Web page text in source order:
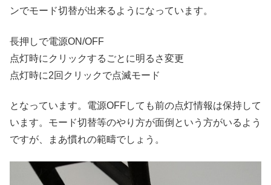
ンでモード切替が出来るようになっています。
長押しで電源ON/OFF
点灯時にクリックするごとに明るさ変更
点灯時に2回クリックで点滅モード
となっています。電源OFFしても前の点灯情報は保持して
います。モード切替等のやり方が面倒という方がいるよう
ですが、まあ慣れの範疇でしょう。